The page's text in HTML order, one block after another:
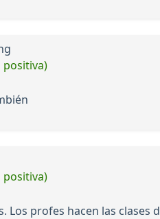
positiva)
positiva)
Los profes hacen las